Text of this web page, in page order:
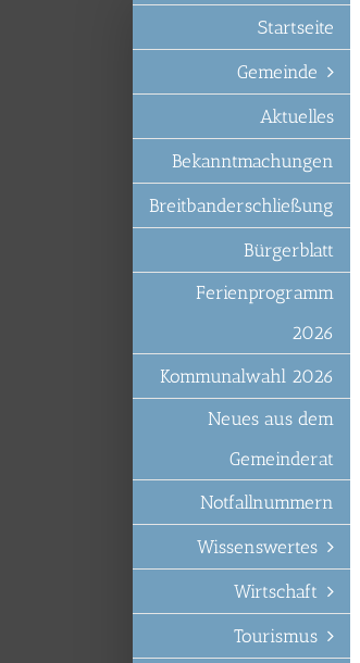
Startseite
Gemeinde
Aktuelles
Bekanntmachungen
Breitbanderschließung
Bürgerblatt
Ferienprogramm
2026
Kommunalwahl 2026
Neues aus dem
Gemeinderat
Notfallnummern
Wissenswertes
Wirtschaft
Tourismus